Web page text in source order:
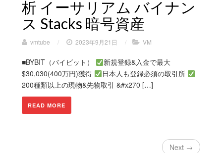
析 イーサリアム バイナン
ス Stacks 暗号資産
vmtube / 2023年9月21日 / VM
■BYBIT（バイビット）
新規登録&入金で最大
$30,030(400万円)獲得
日本人も登録必須の取引所
200種類以上の現物&先物取引 &#x270 […]
READ MORE
Next →